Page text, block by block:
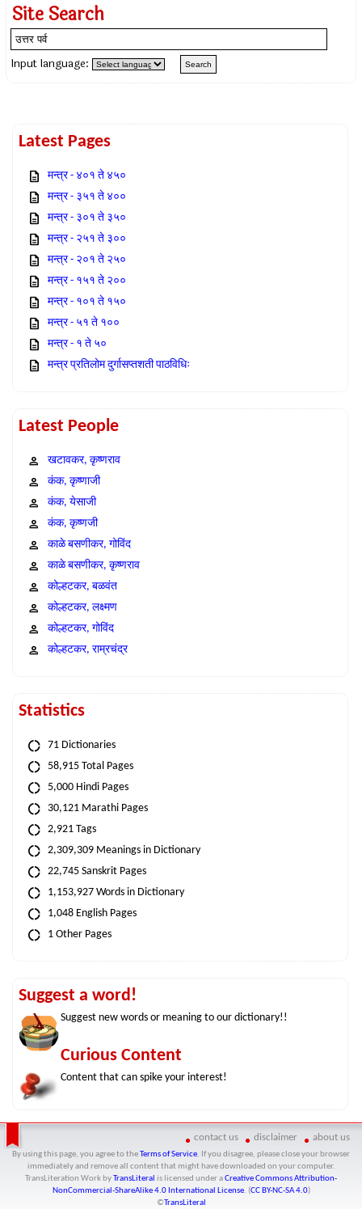
Site Search
Input language:
Latest Pages
मन्त्र - ४०१ ते ४५०
मन्त्र - ३५१ ते ४००
मन्त्र - ३०१ ते ३५०
मन्त्र - २५१ ते ३००
मन्त्र - २०१ ते २५०
मन्त्र - १५१ ते २००
मन्त्र - १०१ ते १५०
मन्त्र - ५१ ते १००
मन्त्र - १ ते ५०
मन्त्र प्रतिलोम दुर्गासप्तशती पाठविधिः
Latest People
खटावकर, कृष्णराव
कंक, कृष्णाजी
कंक, येसाजी
कंक, कृष्णजी
काळे बसणीकर, गोविंद
काळे बसणीकर, कृष्णराव
कोल्हटकर, बळवंत
कोल्हटकर, लक्ष्मण
कोल्हटकर, गोविंद
कोल्हटकर, राम्रचंद्र
Statistics
71 Dictionaries
58,915 Total Pages
5,000 Hindi Pages
30,121 Marathi Pages
2,921 Tags
2,309,309 Meanings in Dictionary
22,745 Sanskrit Pages
1,153,927 Words in Dictionary
1,048 English Pages
1 Other Pages
Suggest a word!
Suggest new words or meaning to our dictionary!!
Curious Content
Content that can spike your interest!
contact us disclaimer about us
By using this page, you agree to the Terms of Service. If you disagree, please close your browser
immediately and remove all content that might have downloaded on your computer.
TransLiteration Workby TransLiteral is licensed under aCreative Commons Attribution-
NonCommercial-ShareAlike 4.0 International License. (CC BY-NC-SA 4.0)
©TransLiteral